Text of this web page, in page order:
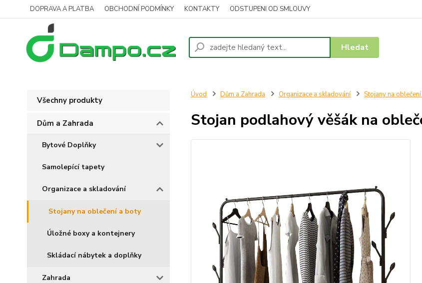
DOPRAVA A PLATBA OBCHODNÍ PODMÍNKY KONTAKTY ODSTUPENI OD SMLOUVY
Hledat
Všechny produkty
Dům a Zahrada
Bytové Doplňky
Samolepící tapety
Organizace a skladování
Stojany na oblečení a boty
Úložné boxy a kontejnery
Skládací nábytek a doplňky
Zahrada
Úvod Dům a Zahrada Organizace a skladování Stojany na
Stojan podlahový věšák na